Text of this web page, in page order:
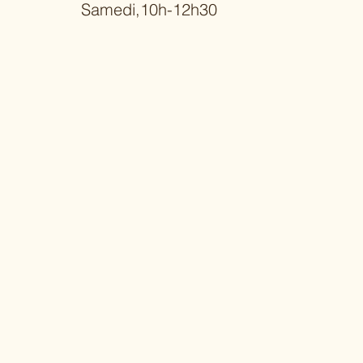
Samedi,10h-12h30